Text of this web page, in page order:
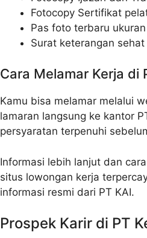
Fotocopy Sertifikat
Pas foto terbaru
Surat keterangan
Cara Melamar Kerja di
Kamu bisa melamar melalui
lamaran langsung ke kantor
persyaratan terpenuhi
Informasi lebih lanjut dan
situs lowongan kerja
informasi resmi dari PT KAI.
Prospek Karir di PT